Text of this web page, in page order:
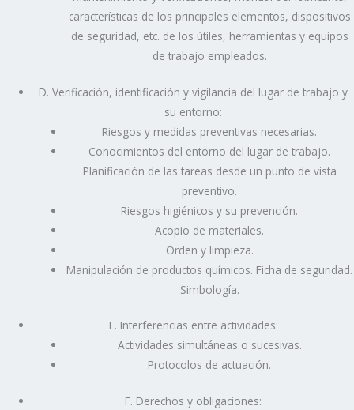
características de los principales elementos, dispositivos
de seguridad, etc. de los útiles, herramientas y equipos
de trabajo empleados.
D. Verificación, identificación y vigilancia del lugar de trabajo y
su entorno:
Riesgos y medidas preventivas necesarias.
Conocimientos del entorno del lugar de trabajo.
Planificación de las tareas desde un punto de vista
preventivo.
Riesgos higiénicos y su prevención.
Acopio de materiales.
Orden y limpieza.
Manipulación de productos químicos. Ficha de seguridad.
Simbología.
E. Interferencias entre actividades:
Actividades simultáneas o sucesivas.
Protocolos de actuación.
F. Derechos y obligaciones: